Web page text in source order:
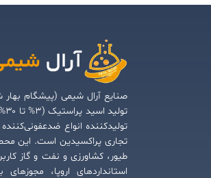
تولیدکننده انواع
تجاری پراکسیدین است. این
طیور، کشاورزی و نفت و گاز
استانداردهای اروپا،